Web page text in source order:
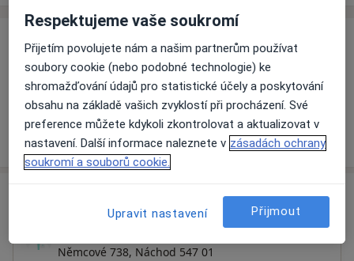
Ceník
Informace o službách a cenách nejsou k dispozici
Tento specialista ještě nepřidával žádné informace o
svých službách.
Němcové 738, Náchod 547 01
Respektujeme vaše soukromí
Přijetím povolujete nám a našim partnerům používat
soubory cookie (nebo podobné technologie) ke
shromažďování údajů pro statistické účely a poskytování
obsahu na základě vašich zvyklostí při procházení. Své
preference můžete kdykoli zkontrolovat a aktualizovat v
nastavení. Další informace naleznete v zásadách ochrany
soukromí a souborů cookie.
Upravit nastavení Přijmout